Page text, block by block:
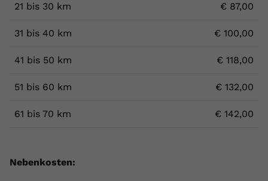
21 bis 30 km € 87,00
31 bis 40 km € 100,00
41 bis 50 km € 118,00
51 bis 60 km € 132,00
61 bis 70 km € 142,00
Nebenkosten: